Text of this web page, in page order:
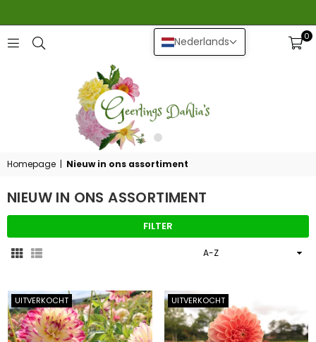
GEERLINGS
0
Homepage | Nieuw in ons assortiment
NIEUW IN ONS ASSORTIMENT
FILTER
Sorteer
UITVERKOCHT UITVERKOCHT
Nederlands